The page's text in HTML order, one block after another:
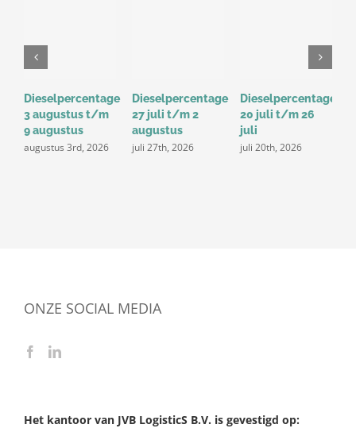
Dieselpercentage
3 augustus t/m
9 augustus
augustus 3rd, 2026
Dieselpercentage
27 juli t/m 2
augustus
juli 27th, 2026
Dieselpercentage
20 juli t/m 26
juli
juli 20th, 2026
ONZE SOCIAL MEDIA
Het kantoor van JVB LogisticS B.V. is gevestigd op: